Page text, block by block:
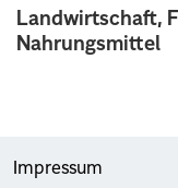
Landwirtschaft,
Nahrungsmittel
Impressum